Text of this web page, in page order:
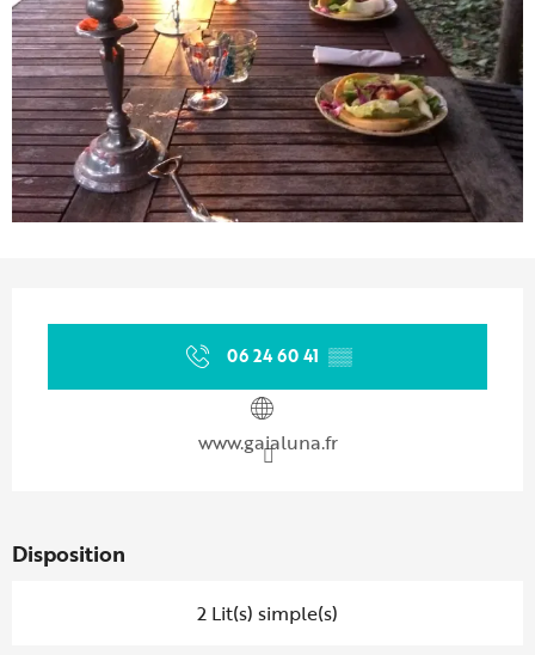
06 24 60 41 ▒▒
www.gaialuna.fr
Disposition
2 Lit(s) simple(s)